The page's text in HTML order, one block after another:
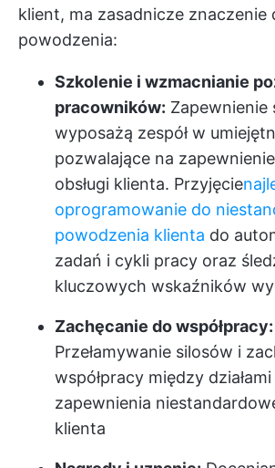
klient, ma zasadnicze znaczenie
powodzenia:
Szkolenie i wzmacnianie
pracowników: Zapewnienie
wyposażą zespół w
pozwalające na
obsługi klienta. Przyjęcie
oprogramowanie do
powodzenia klienta do
zadań i cykli pracy oraz
kluczowych wskaźników
Zachęcanie do współpracy:
Przełamywanie silosów i
współpracy między
zapewnienia
klienta